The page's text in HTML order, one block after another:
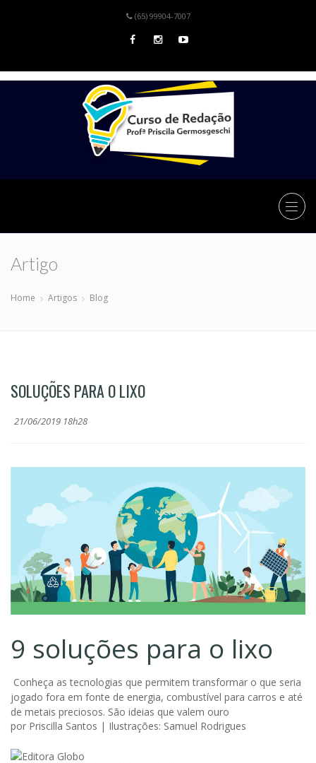
(65) 99904-7007
Artigo
Home Artigos Blog
SOLUÇÕES PARA O LIXO
21/06/2019 18h28
9 soluções para o lixo
Conheça as tecnologias que permitem transformar o que seria
jogado fora em fonte de energia, combustível para carros e até
de metais preciosos. São ideias que valem ouro
por Priscilla Santos | Ilustrações: Samuel Rodrigues